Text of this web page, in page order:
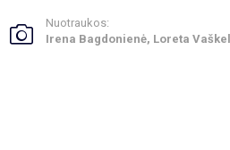
Nuotraukos:
Irena Bagdonienė, Loreta